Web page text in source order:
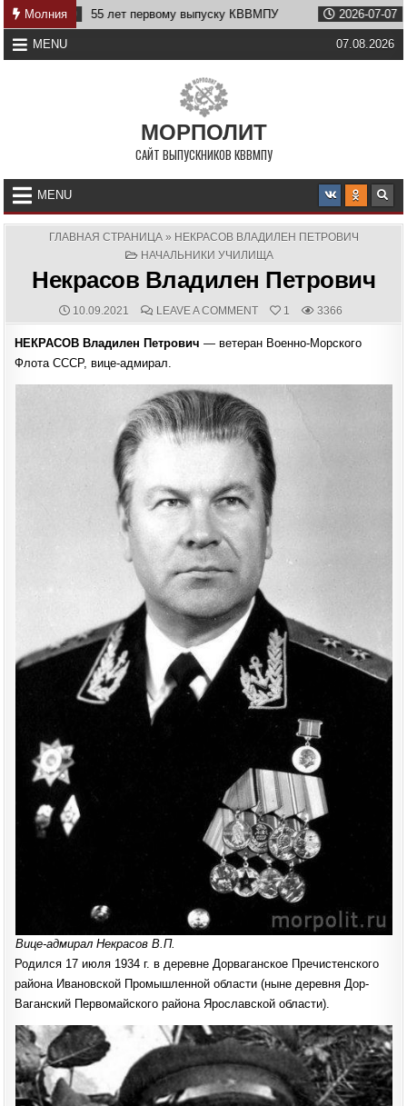
Skip
to
content
Молния
55 лет первому выпуску КВВМПУ 2026-07-07
MENU 07.08.2026
МОРПОЛИТ
САЙТ ВЫПУСКНИКОВ КВВМПУ
MENU
ГЛАВНАЯ СТРАНИЦА» НЕКРАСОВ ВЛАДИЛЕН ПЕТРОВИЧ
POSTED
НАЧАЛЬНИКИ УЧИЛИЩА
Некрасов Владилен Петрович
PUBLISHED
DATE:
10.09.2021 COMMENTS:
LEAVE A COMMENTON
НЕКРАСОВ
ПЕТРОВИЧ
1 3366
НЕКРАСОВ Владилен Петрович — ветеран Военно-Морского
Флота СССР, вице-адмирал.
Вице-адмирал Некрасов В.П.
Родился 17 июля 1934 г. в деревне Дорваганское Пречистенского
района Ивановской Промышленной области (ныне деревня Дор-
Ваганский Первомайского района Ярославской области).